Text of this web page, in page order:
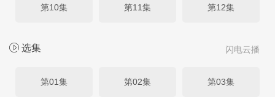
第10集 第11集 第12集
闪电云播
选集
第01集 第02集 第03集